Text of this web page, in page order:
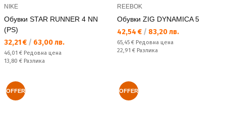
NIKE
Обувки STAR RUNNER 4 NN
(PS)
Текуща цена:
32,21 € / 63,00 лв.
Редовна цена:
46,01 € Редовна цена
Спестявате:
13,80 € Разлика
REEBOK
Обувки ZIG DYNAMICA 5
Текуща цена:
42,54 € / 83,20 лв.
Редовна цена:
65,45 € Редовна цена
Спестявате:
22,91 € Разлика
OFFER OFFER